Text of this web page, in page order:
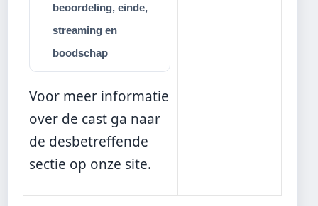
beoordeling, einde,
streaming en
boodschap
Voor meer informatie
over de cast ga naar
de desbetreffende
sectie op onze site.